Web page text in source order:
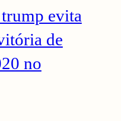
evita
de
no